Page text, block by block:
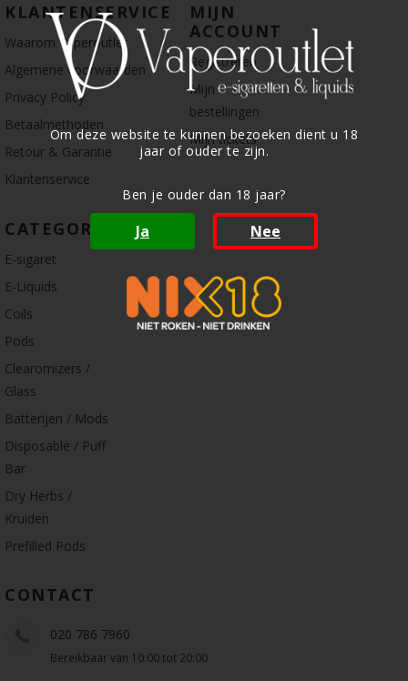
Om deze website te kunnen bezoeken dient u 18
jaar of ouder te zijn.
Ben je ouder dan 18 jaar?
Ja Nee
KLANTENSERVICE
Waarom Vaperoutlet
Algemene voorwaarden
Privacy Policy
Betaalmethoden
Retour & Garantie
Klantenservice
MIJN
ACCOUNT
Registreren
Mijn
bestellingen
Mijn tickets
CATEGORIE
E-sigaret
E-Liquids
Coils
Pods
Clearomizers /
Glass
Batterijen / Mods
Disposable / Puff
Bar
Dry Herbs /
Kruiden
Prefilled Pods
CONTACT
020 786 7960
Bereikbaar van 10:00 tot 20:00